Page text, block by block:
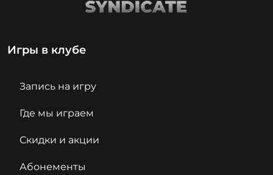
Игры в клубе
Запись на игру
Где мы играем
Скидки и акции
Абонементы